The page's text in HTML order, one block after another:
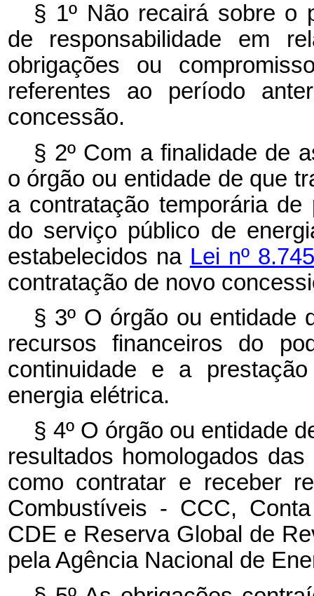
§ 1º Não recairá sobre o
de responsabilidade em
obrigações ou
referentes ao período
concessão.
§ 2º Com a finalidade de
o órgão ou entidade de que
a contratação temporária
do serviço público de
estabelecidos na Lei nº
contratação de novo
§ 3º O órgão ou entidade
recursos financeiros do
continuidade e a
energia elétrica.
§ 4º O órgão ou entidade
resultados homologados
como contratar e receber
Combustíveis - CCC,
CDE e Reserva Global de
pela Agência Nacional de